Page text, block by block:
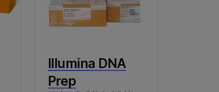
Illumina DNA
Prep